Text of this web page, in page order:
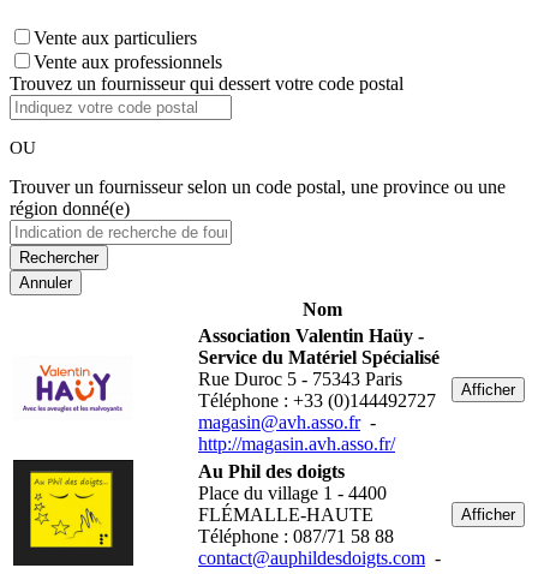
Vente aux particuliers
Vente aux professionnels
Trouvez un fournisseur qui dessert votre code postal
OU
Trouver un fournisseur selon un code postal, une province ou une
région donné(e)
Annuler
Nom
Association Valentin Haüy -
Service du Matériel Spécialisé
Rue Duroc 5 - 75343 Paris
Téléphone : +33 (0)144492727
magasin@avh.asso.fr-
http://magasin.avh.asso.fr/
Afficher
Au Phil des doigts
Place du village 1 - 4400
FLÉMALLE-HAUTE
Téléphone : 087/71 58 88
contact@auphildesdoigts.com -
Afficher